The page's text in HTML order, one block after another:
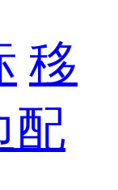
移
配